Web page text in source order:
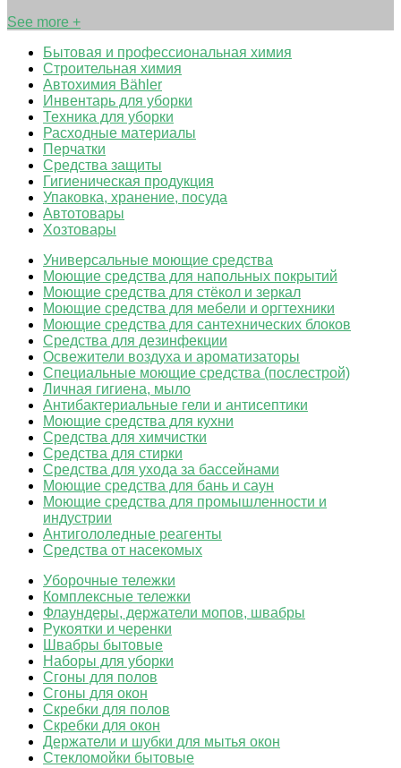
See more +
Бытовая и профессиональная химия
Строительная химия
Автохимия Bähler
Инвентарь для уборки
Техника для уборки
Расходные материалы
Перчатки
Средства защиты
Гигиеническая продукция
Упаковка, хранение, посуда
Автотовары
Хозтовары
Универсальные моющие средства
Моющие средства для напольных покрытий
Моющие средства для стёкол и зеркал
Моющие средства для мебели и оргтехники
Моющие средства для сантехнических блоков
Средства для дезинфекции
Освежители воздуха и ароматизаторы
Специальные моющие средства (послестрой)
Личная гигиена, мыло
Антибактериальные гели и антисептики
Моющие средства для кухни
Средства для химчистки
Средства для стирки
Средства для ухода за бассейнами
Моющие средства для бань и саун
Моющие средства для промышленности и
индустрии
Антигололедные реагенты
Средства от насекомых
Уборочные тележки
Комплексные тележки
Флаундеры, держатели мопов, швабры
Рукоятки и черенки
Швабры бытовые
Наборы для уборки
Сгоны для полов
Сгоны для окон
Скребки для полов
Скребки для окон
Держатели и шубки для мытья окон
Стекломойки бытовые